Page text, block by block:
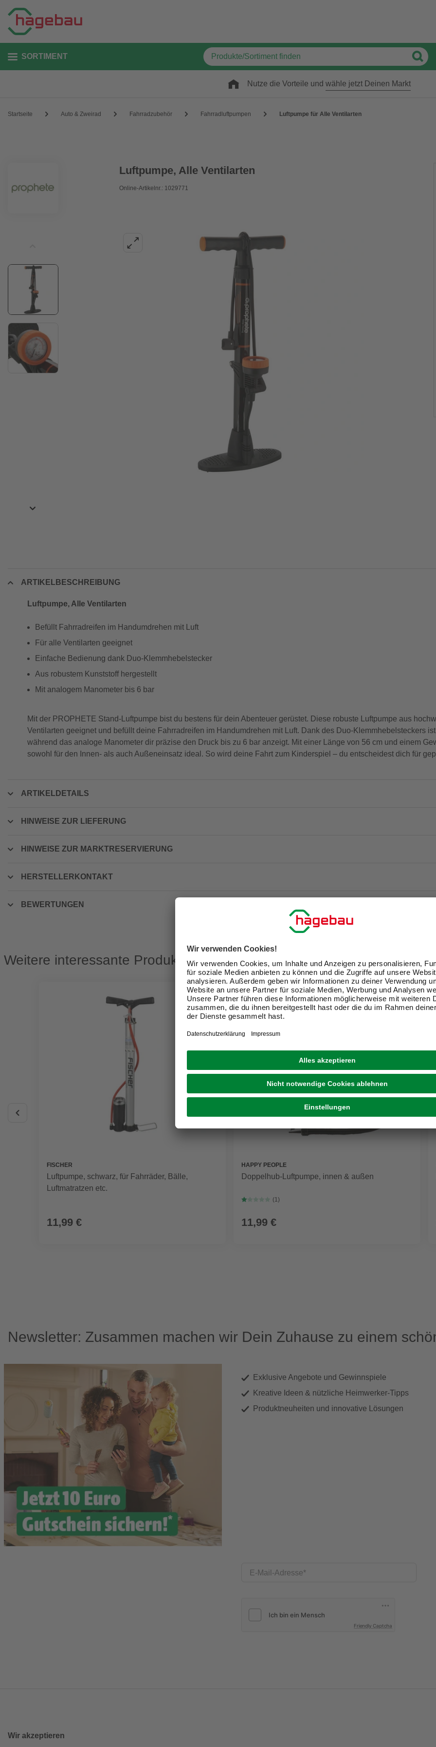
SORTIMENT
Nutze die Vorteile und wähle jetzt Deinen Markt
Startseite Auto & Zweirad Fahrradzubehör Fahrradluftpumpen Luftpumpe für Alle Ventilarten
Luftpumpe, Alle Ventilarten
Online-Artikelnr.: 1029771
ARTIKELBESCHREIBUNG
Luftpumpe, Alle Ventilarten
Befüllt Fahrradreifen im Handumdrehen mit Luft
Für alle Ventilarten geeignet
Einfache Bedienung dank Duo-Klemmhebelstecker
Aus robustem Kunststoff hergestellt
Mit analogem Manometer bis 6 bar
Mit der PROPHETE Stand-Luftpumpe bist du bestens für dein Abenteuer gerüstet. Diese robuste Luftpumpe aus
Ventilarten geeignet und befüllt deine Fahrradreifen im Handumdrehen mit Luft. Dank des Duo-Klemmhebelsteckers
während das analoge Manometer dir präzise den Druck bis zu 6 bar anzeigt. Mit einer Länge von 56 cm und einem
sowohl für den Innen- als auch Außeneinsatz ideal. So wird deine Fahrt zum Kinderspiel – du entscheidest dich für
ARTIKELDETAILS
HINWEISE ZUR LIEFERUNG
HINWEISE ZUR MARKTRESERVIERUNG
HERSTELLERKONTAKT
BEWERTUNGEN
Weitere interessante Produkte
FISCHER
Luftpumpe, schwarz, für Fahrräder, Bälle,
Luftmatratzen etc.
11,99 €
HAPPY PEOPLE
Doppelhub-Luftpumpe, innen & außen
(1)
11,99 €
Newsletter: Zusammen machen wir Dein Zuhause zu einem
Exklusive Angebote und Gewinnspiele
Kreative Ideen & nützliche Heimwerker-Tipps
Produktneuheiten und innovative Lösungen
E-Mail-Adresse
Friendly Captcha
Wir akzeptieren